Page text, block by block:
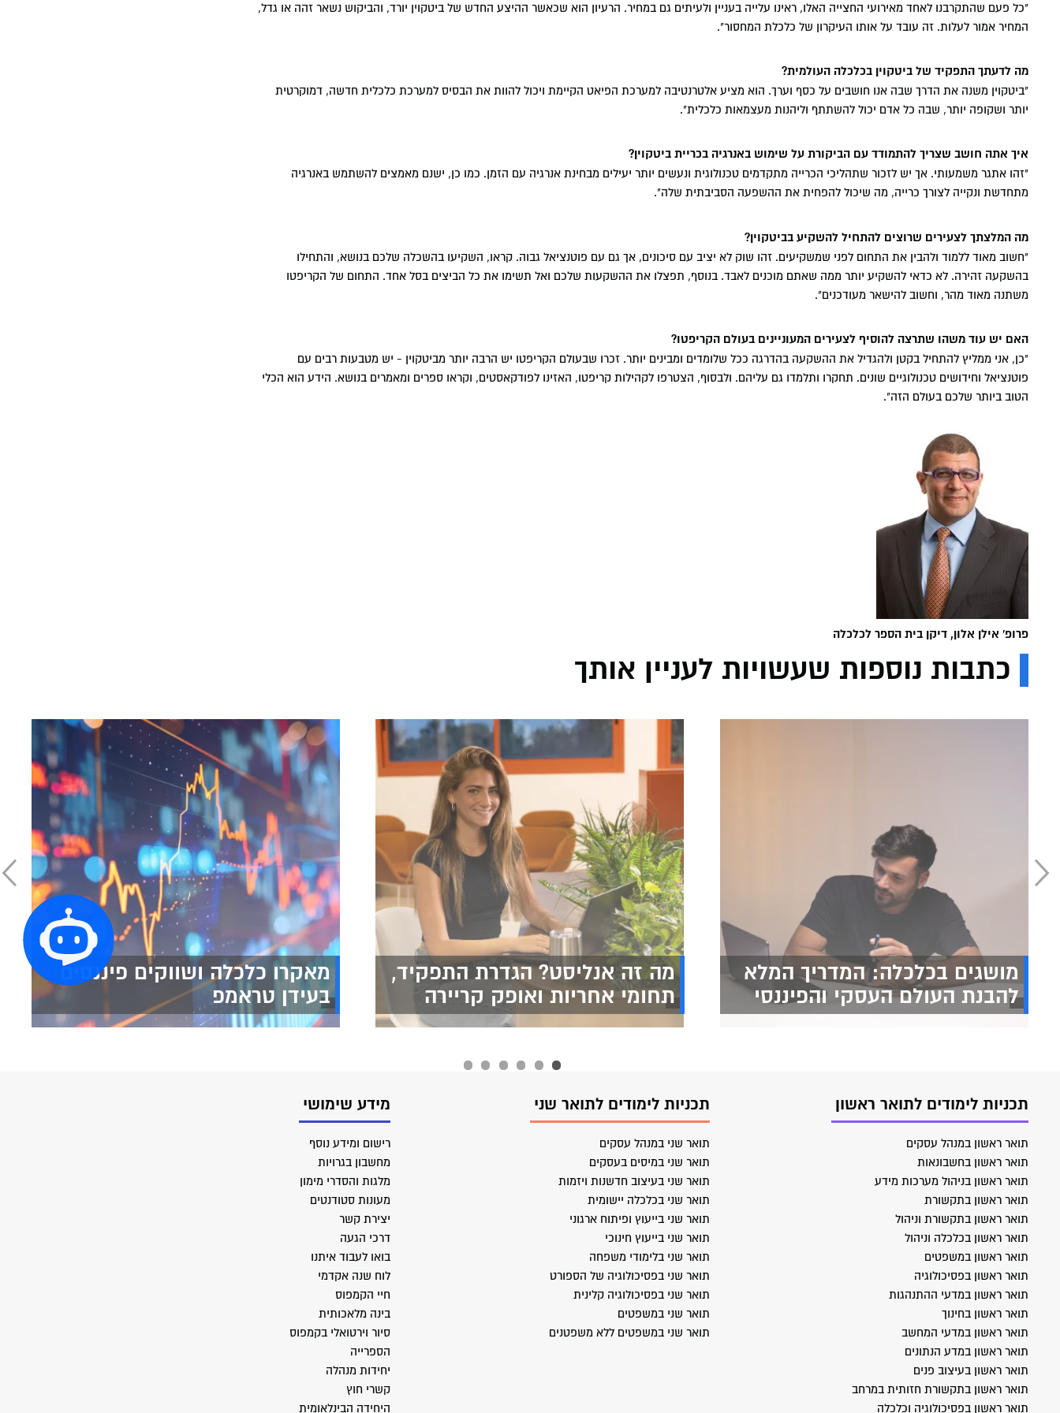
"כל פעם שהתקרבנו לאחד מאירועי החצייה האלו, ראינו עלייה בעניין ולעיתים גם במחיר. הרעיון הוא שכאשר ההיצע החדש של ביטקוין יורד, והביקוש נשאר זהה או גדל,
המחיר אמור לעלות. זה עובד על אותו העיקרון של כלכלת המחסור".
מה לדעתך התפקיד של ביטקוין בכלכלה העולמית?
"ביטקוין משנה את הדרך שבה אנו חושבים על כסף וערך. הוא מציע אלטרנטיבה למערכת הפיאט הקיימת ויכול להוות את הבסיס למערכת כלכלית חדשה, דמוקרטית
יותר ושקופה יותר, שבה כל אדם יכול להשתתף וליהנות מעצמאות כלכלית".
איך אתה חושב שצריך להתמודד עם הביקורת על שימוש באנרגיה בכריית ביטקוין?
"זהו אתגר משמעותי. אך יש לזכור שתהליכי הכרייה מתקדמים טכנולוגית ונעשים יותר יעילים מבחינת אנרגיה עם הזמן. כמו כן, ישנם מאמצים להשתמש באנרגיה
מתחדשת ונקייה לצורך כרייה, מה שיכול להפחית את ההשפעה הסביבתית שלה".
מה המלצתך לצעירים שרוצים להתחיל להשקיע בביטקוין?
"חשוב מאוד ללמוד ולהבין את התחום לפני שמשקיעים. זהו שוק לא יציב עם סיכונים, אך גם עם פוטנציאל גבוה. קראו, השקיעו בהשכלה שלכם בנושא, והתחילו
בהשקעה זהירה. לא כדאי להשקיע יותר ממה שאתם מוכנים לאבד. בנוסף, תפצלו את ההשקעות שלכם ואל תשימו את כל הביצים בסל אחד. התחום של הקריפטו
משתנה מאוד מהר, וחשוב להישאר מעודכנים".
האם יש עוד משהו שתרצה להוסיף לצעירים המעוניינים בעולם הקריפטו?
"כן, אני ממליץ להתחיל בקטן ולהגדיל את ההשקעה בהדרגה ככל שלומדים ומבינים יותר. זכרו שבעולם הקריפטו יש הרבה יותר מביטקוין - יש מטבעות רבים עם
פוטנציאל וחידושים טכנולוגיים שונים. תחקרו ותלמדו גם עליהם. ולבסוף, הצטרפו לקהילות קריפטו, האזינו לפודקאסטים, וקראו ספרים ומאמרים בנושא. הידע הוא הכלי
הטוב ביותר שלכם בעולם הזה".
פרופ' אילן אלון, דיקן בית הספר לכלכלה
כתבות נוספות שעשויות לעניין אותך
מושגים בכלכלה: המדריך המלא
להבנת העולם העסקי והפיננסי
מה זה אנליסט? הגדרת התפקיד,
תחומי אחריות ואופק קריירה
מאקרו כלכלה ושווקים פיננסים
בעידן טראמפ
תכניות לימודים לתואר ראשון
תואר ראשון במנהל עסקים
תואר ראשון בחשבונאות
תואר ראשון בניהול מערכות מידע
תואר ראשון בתקשורת
תואר ראשון בתקשורת וניהול
תואר ראשון בכלכלה וניהול
תואר ראשון במשפטים
תואר ראשון בפסיכולוגיה
תואר ראשון במדעי ההתנהגות
תואר ראשון בחינוך
תואר ראשון במדעי המחשב
תואר ראשון במדע הנתונים
תואר ראשון בעיצוב פנים
תואר ראשון בתקשורת חזותית במרחב
תואר ראשון בפסיכולוגיה וכלכלה
תכניות לימודים לתואר שני
תואר שני במנהל עסקים
תואר שני במיסים בעסקים
תואר שני בעיצוב חדשנות ויזמות
תואר שני בכלכלה יישומית
תואר שני בייעוץ ופיתוח ארגוני
תואר שני בייעוץ חינוכי
תואר שני בלימודי משפחה
תואר שני בפסיכולוגיה של הספורט
תואר שני בפסיכולוגיה קלינית
תואר שני במשפטים
תואר שני במשפטים ללא משפטנים
מידע שימושי
רישום ומידע נוסף
מחשבון בגרויות
מלגות והסדרי מימון
מעונות סטודנטים
יצירת קשר
דרכי הגעה
בואו לעבוד איתנו
לוח שנה אקדמי
חיי הקמפוס
בינה מלאכותית
סיור וירטואלי בקמפוס
הספרייה
יחידות מנהלה
קשרי חוץ
היחידה הבינלאומית